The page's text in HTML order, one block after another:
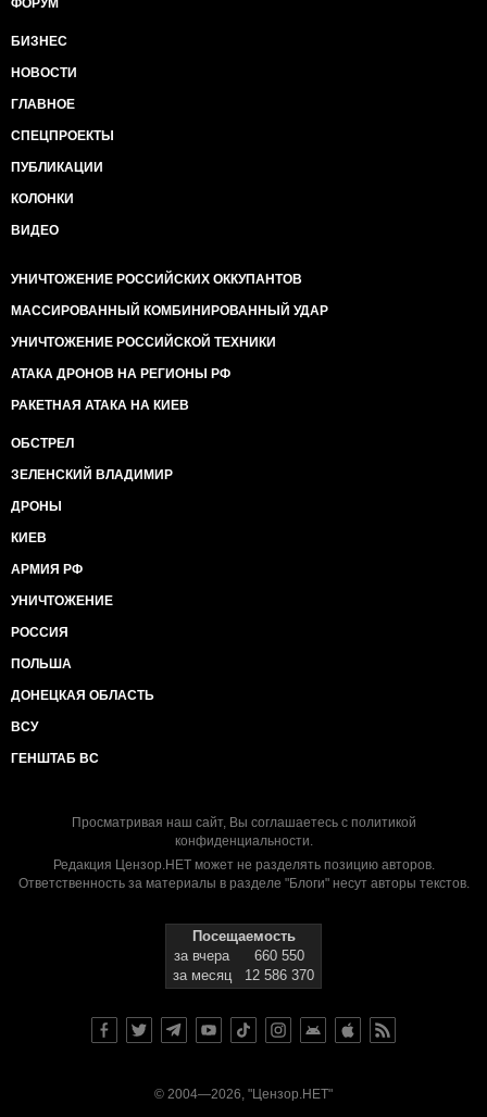
ФОРУМ
БИЗНЕС
НОВОСТИ
ГЛАВНОЕ
СПЕЦПРОЕКТЫ
ПУБЛИКАЦИИ
КОЛОНКИ
ВИДЕО
УНИЧТОЖЕНИЕ РОССИЙСКИХ ОККУПАНТОВ
МАССИРОВАННЫЙ КОМБИНИРОВАННЫЙ УДАР
УНИЧТОЖЕНИЕ РОССИЙСКОЙ ТЕХНИКИ
АТАКА ДРОНОВ НА РЕГИОНЫ РФ
РАКЕТНАЯ АТАКА НА КИЕВ
ОБСТРЕЛ
ЗЕЛЕНСКИЙ ВЛАДИМИР
ДРОНЫ
КИЕВ
АРМИЯ РФ
УНИЧТОЖЕНИЕ
РОССИЯ
ПОЛЬША
ДОНЕЦКАЯ ОБЛАСТЬ
ВСУ
ГЕНШТАБ ВС
Просматривая наш сайт, Вы соглашаетесь с политикой
конфиденциальности.
Редакция Цензор.НЕТ может не разделять позицию авторов.
Ответственность за материалы в разделе "Блоги" несут авторы текстов.
Посещаемость
за вчера
660 550
за месяц
12 586 370
© 2004—2026, "Цензор.НЕТ"